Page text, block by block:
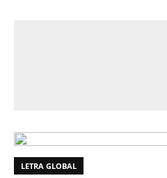
LETRA GLOBAL